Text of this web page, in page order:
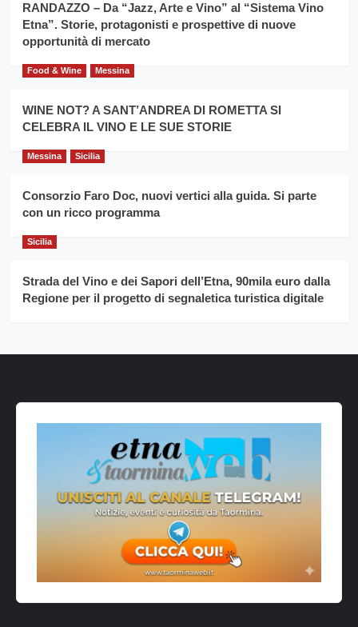
Franco
Caruso
RANDAZZO – Da “Jazz, Arte e Vino” al “Sistema Vino
Etna”. Storie, protagonisti e prospettive di nuove
opportunità di mercato
Food & Wine Messina
WINE NOT? A SANT’ANDREA DI ROMETTA SI
CELEBRA IL VINO E LE SUE STORIE
Messina Sicilia
Consorzio Faro Doc, nuovi vertici alla guida. Si parte
con un ricco programma
Sicilia
Strada del Vino e dei Sapori dell’Etna, 90mila euro dalla
Regione per il progetto di segnaletica turistica digitale